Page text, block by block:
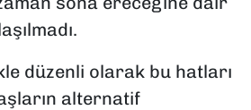
düzenli olarak bu hatları
alternatif